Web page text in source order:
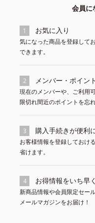
会員に
1 お気に入り
気になった商品を登録して
できます。
2 メンバー・ポイン
現在のメンバーや、ご利用
限切れ間近のポイントを忘
3 購入手続きが便利
お客様情報を登録しておけ
省けます。
4 お得情報をいち早
新商品情報や会員限定セー
メールマガジンをお届け！